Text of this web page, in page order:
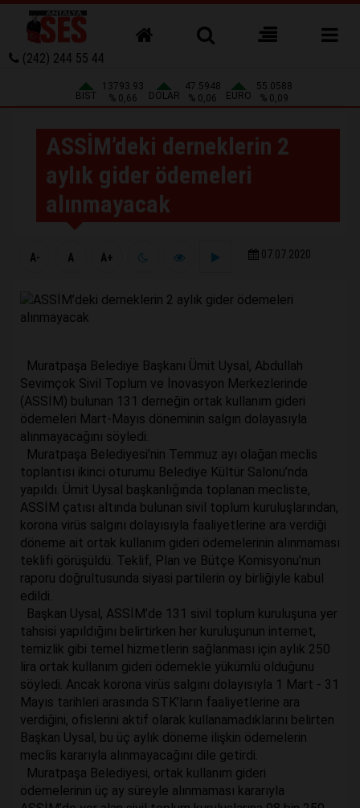
(242) 244 55 44
BIST
13793.93
% 0,66
DOLAR
47.5948
% 0,06
EURO
55.0588
% 0,09
ASSİM’deki derneklerin 2
aylık gider ödemeleri
alınmayacak
A- A A+ 07.07.2020
Muratpaşa Belediye Başkanı Ümit Uysal, Abdullah
Sevimçok Sivil Toplum ve İnovasyon Merkezlerinde
(ASSİM) bulunan 131 derneğin ortak kullanım gideri
ödemeleri Mart-Mayıs döneminin salgın dolayasıyla
alınmayacağını söyledi.
Muratpaşa Belediyesi’nin Temmuz ayı olağan meclis
toplantısı ikinci oturumu Belediye Kültür Salonu’nda
yapıldı. Ümit Uysal başkanlığında toplanan mecliste,
ASSİM çatısı altında bulunan sivil toplum kuruluşlarından,
korona virüs salgını dolayısıyla faaliyetlerine ara verdiği
döneme ait ortak kullanım gideri ödemelerinin alınmaması
teklifi görüşüldü. Teklif, Plan ve Bütçe Komisyonu’nun
raporu doğrultusunda siyasi partilerin oy birliğiyle kabul
edildi.
Başkan Uysal, ASSİM’de 131 sivil toplum kuruluşuna yer
tahsisi yapıldığını belirtirken her kuruluşunun internet,
temizlik gibi temel hizmetlerin sağlanması için aylık 250
lira ortak kullanım gideri ödemekle yükümlü olduğunu
söyledi. Ancak korona virüs salgını dolayısıyla 1 Mart - 31
Mayıs tarihleri arasında STK’ların faaliyetlerine ara
verdiğini, ofislerini aktif olarak kullanamadıklarını belirten
Başkan Uysal, bu üç aylık döneme ilişkin ödemelerin
meclis kararıyla alınmayacağını dile getirdi.
Muratpaşa Belediyesi, ortak kullanım gideri
ödemelerinin üç ay süreyle alınmaması kararıyla